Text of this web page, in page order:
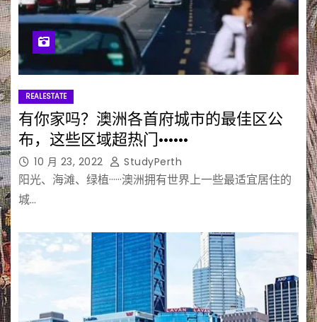
REALESTATE
有你家吗？澳洲各首府城市的最佳区公
布，这些区域超热门······
10 月 23, 2022 StudyPerth
阳光、海滩、绿植······澳洲拥有世界上一些最适宜居住的
城…